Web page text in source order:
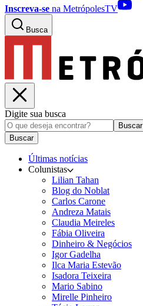
Inscreva-se na MetrópolesTV
Busca
Digite sua busca
Buscar
Buscar
Últimas notícias
Colunistas
Lilian Tahan
Blog do Noblat
Carlos Carone
Andreza Matais
Claudia Meireles
Fábia Oliveira
Dinheiro & Negócios
Igor Gadelha
Ilca Maria Estevão
Isadora Teixeira
Mario Sabino
Mirelle Pinheiro